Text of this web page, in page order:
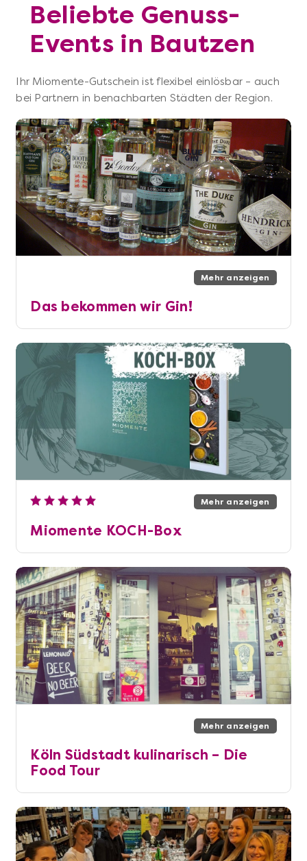
Beliebte Genuss-
Events in Bautzen
Ihr Miomente-Gutschein ist flexibel einlösbar – auch
bei Partnern in benachbarten Städten der Region.
Mehr anzeigen
Das bekommen wir Gin!
Mehr anzeigen
Miomente KOCH-Box
Mehr anzeigen
Köln Südstadt kulinarisch – Die
Food Tour